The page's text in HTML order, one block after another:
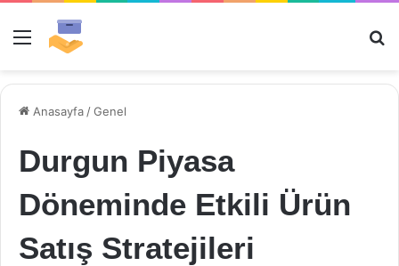
Menü
Anasayfa /Genel
Durgun Piyasa
Döneminde Etkili Ürün
Satış Stratejileri